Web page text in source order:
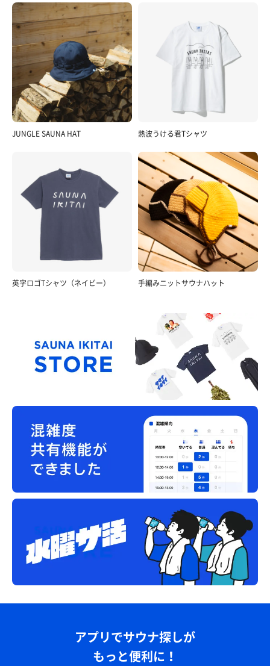
JUNGLE SAUNA HAT 熱波うける君Tシャツ
英字ロゴTシャツ（ネイビー） 手編みニットサウナハット
アプリでサウナ探しが
もっと便利に！